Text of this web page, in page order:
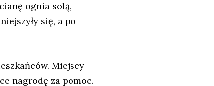
ognia solą,
się, a po
Miejscy
nagrodę za pomoc.